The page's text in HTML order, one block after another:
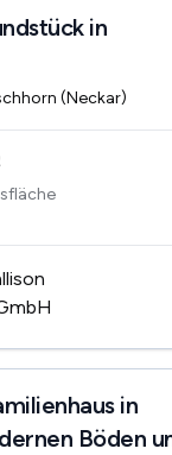
in
(Neckar)
in
Böden